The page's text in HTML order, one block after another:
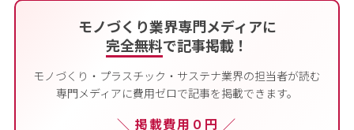
モノづくり業界専門メディアに
完全無料で記事掲載！
モノづくり・プラスチック・サステナ業界の担当者が読む
専門メディアに費用ゼロで記事を掲載できます。
＼ 掲載費用０円 ／